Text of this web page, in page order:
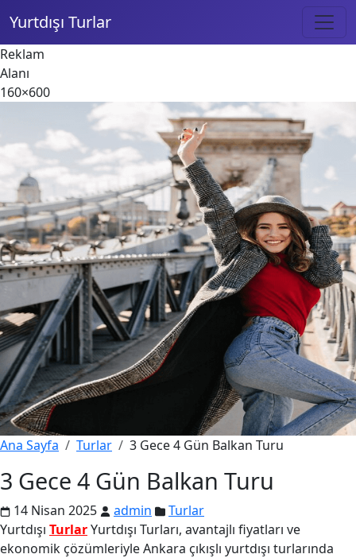
Yurtdışı Turlar
Reklam
Alanı
160×600
Ana Sayfa Turlar 3 Gece 4 Gün Balkan Turu
3 Gece 4 Gün Balkan Turu
14 Nisan 2025 admin
Turlar
Yurtdışı TurlarYurtdışı Turları, avantajlı fiyatları ve
ekonomik çözümleriyle Ankara çıkışlı yurtdışı turlarında